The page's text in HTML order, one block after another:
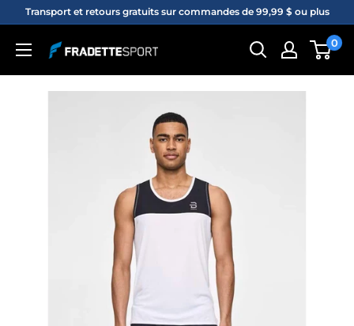
Passer
contenu
Transport et retours gratuits sur commandes de 99,99 $ ou plus
Fradette
sport
0